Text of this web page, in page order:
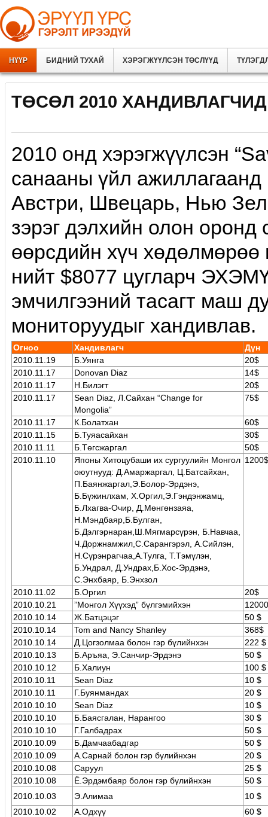
НҮҮР БИДНИЙ ТУХАЙ ХЭРЭГЖҮҮЛСЭН ТӨСЛҮҮД
ТӨСӨЛ 2010
2010 онд хэрэгжүүлсэн
санааны үйл
Австри, Швецарь, Нью
зэрэг дэлхийн олон
өөрсдийн хүч
нийт $8077 цугларч
эмчилгээний тасагт маш
мониторуудыг хандивлав.
Огноо Хандивлагч
Дүн
2010.11.19
Б.Уянга
20$
2010.11.17
Donovan Diaz
14$
2010.11.17
Н.Билэгт
20$
2010.11.17
Sean Diaz, Л.Сайхан “Change for
Mongolia”
75$
2010.11.17 К.Болатхан
60$
2010.11.15
Б.Туяасайхан
30$
2010.11.11
Б.Төгсжаргал
50$
2010.11.10
Японы Хитоцубаши их сургуулийн Монгол
оюутнууд: Д.Амаржаргал, Ц.Батсайхан,
П.Баянжаргал,Э.Болор-Эрдэнэ,
Б.Бүжинлхам, Х.Оргил,Э.Гэндэнжамц,
Б.Лхагва-Очир, Д.Мөнгөнзаяа,
Н.Мэндбаяр,Б.Булган,
Б.Дэлгэрнаран,Ш.Мягмарсүрэн, Б.Навчаа,
Ч.Доржнамжил,С.Сарангэрэл, А.Сийлэн,
Н.Сүрэнрагчаа,А.Тулга, Т.Тэмүлэн,
Б.Ундрал, Д.Ундрах,Б.Хос-Эрдэнэ,
C.Энхбаяр, Б.Энхзол
1200$
2010.11.02 Б.Оргил
20$
2010.10.21
‎”Монгол Хүүхэд” бүлгэмийхэн
2010.10.14
Ж.Батцэцэг
50 $
2010.10.14
Tom and Nancy Shanley
368$
2010.10.14
Д.Цогзолмаа болон гэр бүлийнхэн
222 $
2010.10.13
Б.Аръяа, Э.Санчир-Эрдэнэ
50 $
2010.10.12
Б.Халиун
100 $
2010.10.11
Sean Diaz
10 $
2010.10.11
Г.Буянмандах
20 $
2010.10.10
Sean Diaz
10 $
2010.10.10
Б.Баясгалан, Нарангоо
30 $
2010.10.10
Г.Галбадрах
50 $
2010.10.09
Б.Дамчаабадгар
50 $
2010.10.09
А.Сарнай болон гэр бүлийнхэн
20 $
2010.10.08
Саруул
25 $
2010.10.08
Ё.Эрдэмбаяр болон гэр бүлийнхэн
50 $
2010.10.03
Э.Алимаа
10 $
2010.10.02
А.Одхүү
60 $